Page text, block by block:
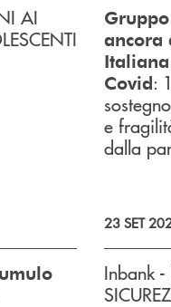
AI
ancora
Italiana
Covid:
e
dalla
23 SET
Inbank